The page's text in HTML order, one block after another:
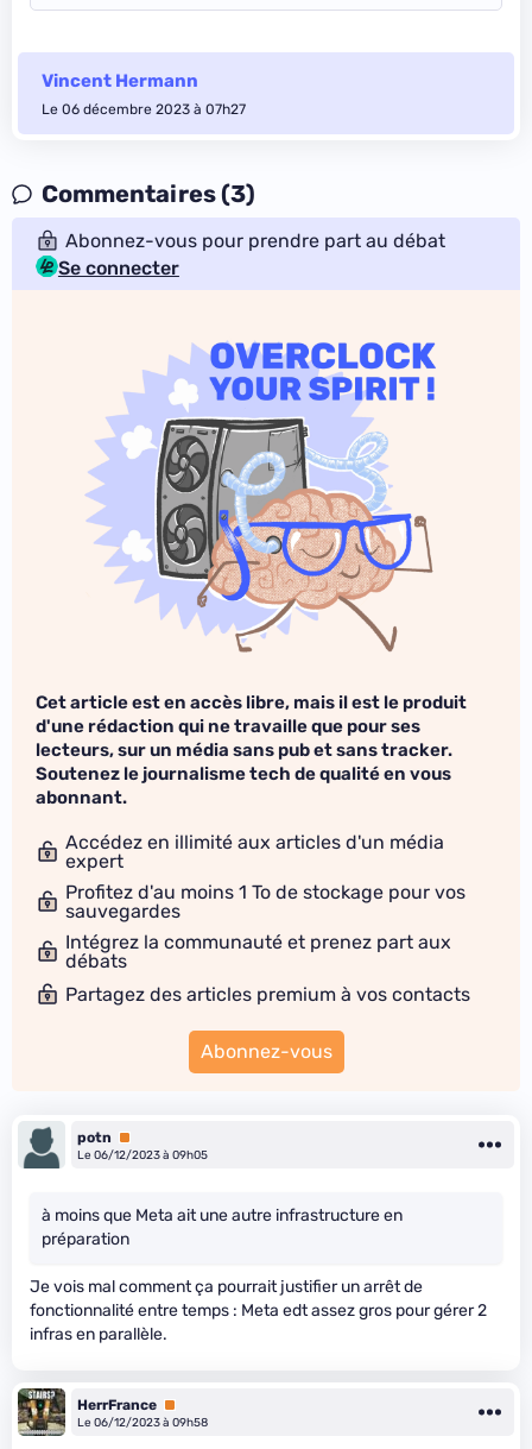
Vincent Hermann
Le 06 décembre 2023 à 07h27
Commentaires (3)
Abonnez-vous pour prendre part au débat
Se connecter
Cet article est en accès libre, mais il est le produit
d'une rédaction qui ne travaille que pour ses
lecteurs, sur un média sans pub et sans tracker.
Soutenez le journalisme tech de qualité en vous
abonnant.
Accédez en illimité aux articles d'un média
expert
Profitez d'au moins 1 To de stockage pour vos
sauvegardes
Intégrez la communauté et prenez part aux
débats
Partagez des articles premium à vos contacts
Abonnez-vous
potn
Premium
Le 06/12/2023 à 09h05
à moins que Meta ait une autre infrastructure en
préparation
Je vois mal comment ça pourrait justifier un arrêt de
fonctionnalité entre temps : Meta edt assez gros pour gérer 2
infras en parallèle.
HerrFrance Premium
Le 06/12/2023 à 09h58